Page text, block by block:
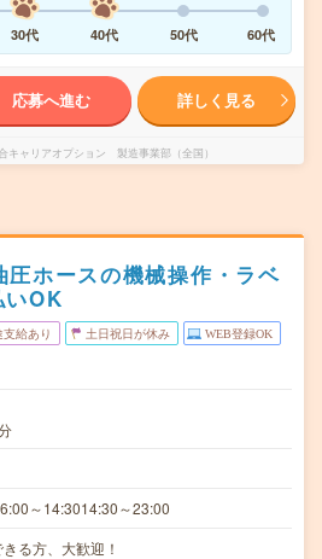
30代 40代 50代 60代
応募へ進む 詳しく見る
キャリアオプション 製造事業部（全国）
圧ホースの機械操作・ラベ
OK
給あり 土日祝日が休み WEB登録OK
～14:3014:30～23:00
る方、大歓迎！